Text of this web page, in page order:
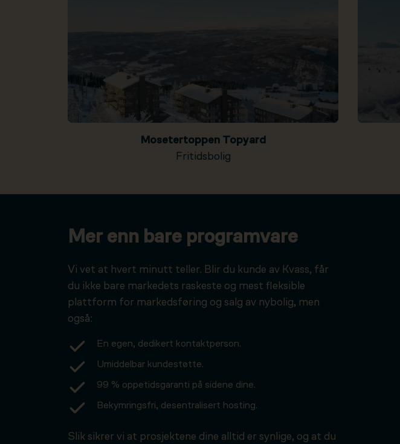
Mosetertoppen Topyard
Fritidsbolig
Mer enn bare programvare
Vi vet at hvert minutt teller. Blir du kunde av Kvass, får
du ikke bare markedets raskeste og mest fleksible
plattform for markedsføring og salg av nybolig, men
også:
En egen, dedikert kontaktperson.
Umiddelbar kundestøtte.
99 % oppetidsgaranti på sidene dine.
Bekymringsfri, desentralisert hosting.
Slik sikrer vi at prosjektene dine alltid er synlige, og at du